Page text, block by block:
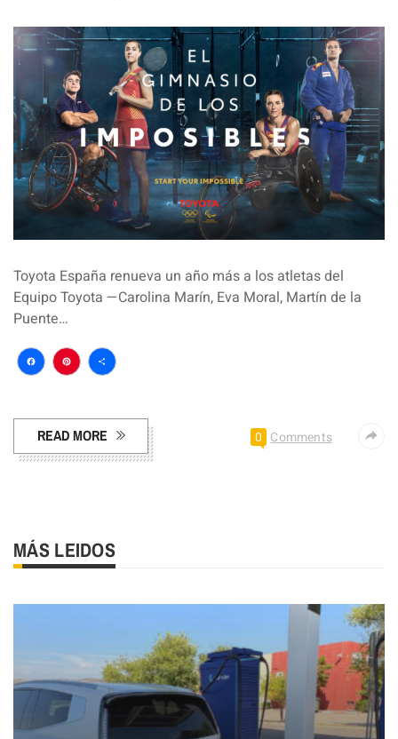
Toyota España renueva un año más a los atletas del
Equipo Toyota —Carolina Marín, Eva Moral, Martín de la
Puente…
Facebook
Pinterest
Compartir
READ MORE 0 Comments
MÁS LEIDOS